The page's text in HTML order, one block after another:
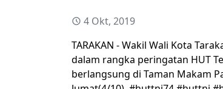
4 Okt, 2019
TARAKAN - Wakil Wali Kota
dalam rangka peringatan HUT
berlangsung di Taman Makam